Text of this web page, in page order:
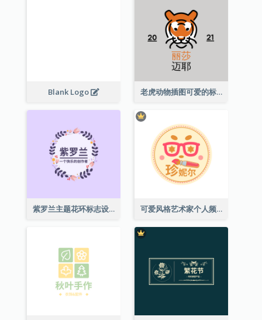
Blank Logo 老虎动物插图可爱的标志
紫罗兰主题花环标志设计 可爱风格艺术家个人频道标志